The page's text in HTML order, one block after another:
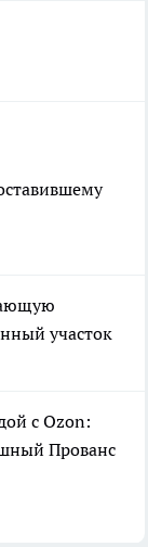
участок
с Ozon:
Прованс